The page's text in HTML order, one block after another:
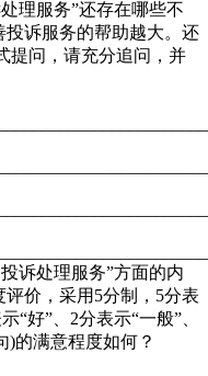
理服务”还存在哪些不
投诉服务的帮助越大。还
提问，请充分追问，并
诉处理服务”方面的内
价，采用5分制，5分表
“好”、2分表示“一般”、
)的满意程度如何？